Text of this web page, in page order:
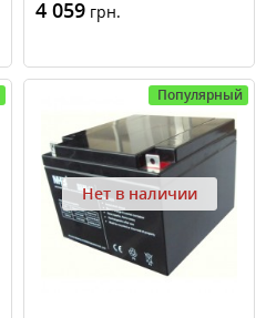
4 059 грн.
Популярный
Нет в наличии